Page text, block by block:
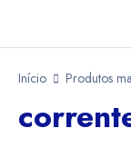
Início Produtos